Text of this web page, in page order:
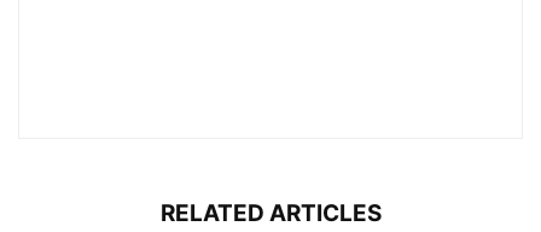
RELATED ARTICLES